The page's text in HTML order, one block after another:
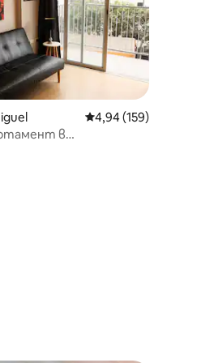
отзива Средна оценка: 4,94
4,94 (159)
в